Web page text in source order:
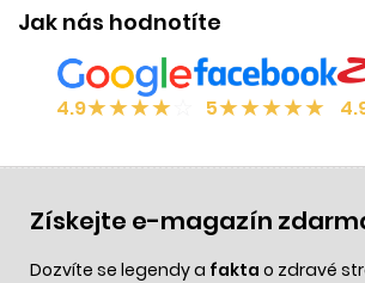
Jak nás hodnotíte
4.9★★★★ 5★★★★★
Získejte e-magazín
Dozvíte se legendy a fakta o zdravé